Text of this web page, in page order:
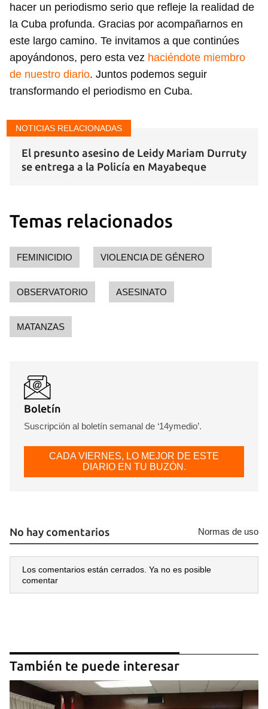
Guardar como favorito
Para poder guardar como favorito, primero has de
iniciar sesión con tu cuenta de 14ymedio.
INICIAR SESIÓN
hacer un periodismo serio que refleje la realidad de
la Cuba profunda. Gracias por acompañarnos en
este largo camino. Te invitamos a que continúes
apoyándonos, pero esta vez haciéndote miembro
de nuestro diario. Juntos podemos seguir
transformando el periodismo en Cuba.
NOTICIAS RELACIONADAS
El presunto asesino de Leidy Mariam Durruty
se entrega a la Policía en Mayabeque
Temas relacionados
FEMINICIDIO VIOLENCIA DE GÉNERO
OBSERVATORIO ASESINATO
MATANZAS
Boletín
Suscripción al boletín semanal de ‘14ymedio’.
CADA VIERNES, LO MEJOR DE ESTE
DIARIO EN TU BUZÓN.
No hay comentarios Normas de uso
Los comentarios están cerrados. Ya no es posible
comentar
También te puede interesar